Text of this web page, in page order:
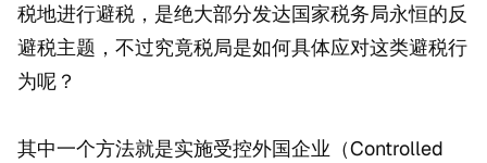
税地进行避税，是绝大部分发达国家税务局永恒的反
避税主题，不过究竟税局是如何具体应对这类避税行
为呢？
其中一个方法就是实施受控外国企业（Controlled